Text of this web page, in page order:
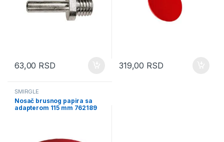
63,00 RSD 319,00 RSD
ŠMIRGLE
Nosač brusnog papira sa
adapterom 115 mm 762189